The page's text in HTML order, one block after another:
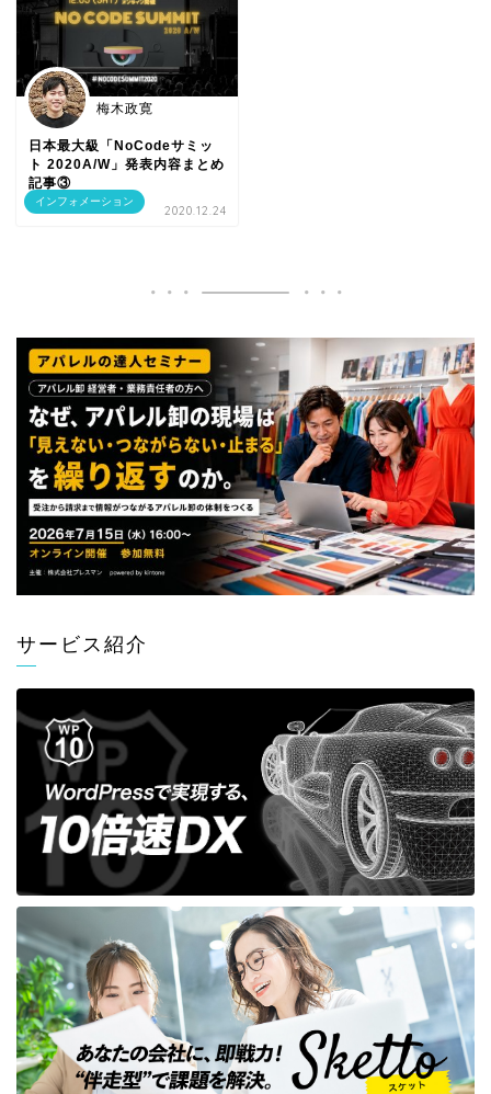
インフォメーション
梅木政寛
日本最大級「NoCodeサミッ
ト 2020A/W」発表内容まとめ
記事③
2020.12.24
サービス紹介